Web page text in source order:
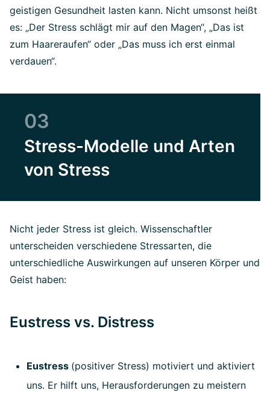
geistigen Gesundheit lasten kann. Nicht umsonst heißt
es: „Der Stress schlägt mir auf den Magen“, „Das ist
zum Haareraufen“ oder „Das muss ich erst einmal
verdauen“.
03
Stress-Modelle und Arten
von Stress
Nicht jeder Stress ist gleich. Wissenschaftler
unterscheiden verschiedene Stressarten, die
unterschiedliche Auswirkungen auf unseren Körper und
Geist haben:
Eustress vs. Distress
Eustress (positiver Stress) motiviert und aktiviert
uns. Er hilft uns, Herausforderungen zu meistern